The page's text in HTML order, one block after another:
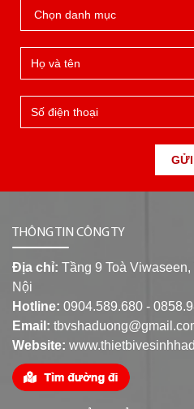
GỬI
THÔNG TIN CÔNG TY
Địa chỉ: Tầng 9 Toà
Nội
Hotline: 0904.589.680 -
Email:
Website: